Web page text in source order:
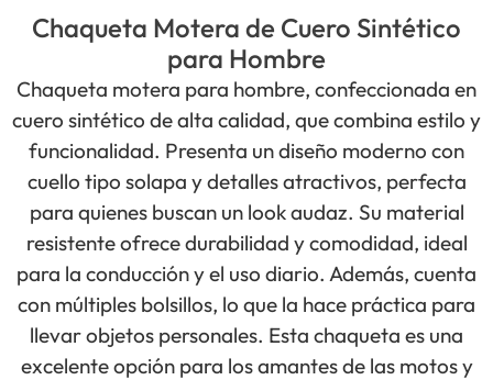
Chaqueta Motera de Cuero Sintético
para Hombre
Chaqueta motera para hombre, confeccionada en
cuero sintético de alta calidad, que combina estilo y
funcionalidad. Presenta un diseño moderno con
cuello tipo solapa y detalles atractivos, perfecta
para quienes buscan un look audaz. Su material
resistente ofrece durabilidad y comodidad, ideal
para la conducción y el uso diario. Además, cuenta
con múltiples bolsillos, lo que la hace práctica para
llevar objetos personales. Esta chaqueta es una
excelente opción para los amantes de las motos y